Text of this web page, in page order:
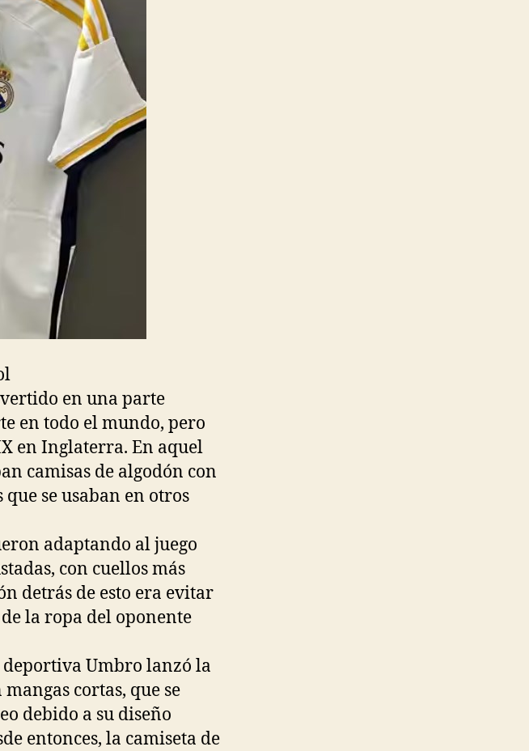
en una parte
en todo el mundo, pero
en Inglaterra. En aquel
camisas de algodón con
se usaban en otros
adaptando al juego
con cuellos más
detrás de esto era evitar
la ropa del oponente
deportiva Umbro lanzó la
cortas, que se
debido a su diseño
entonces, la camiseta de